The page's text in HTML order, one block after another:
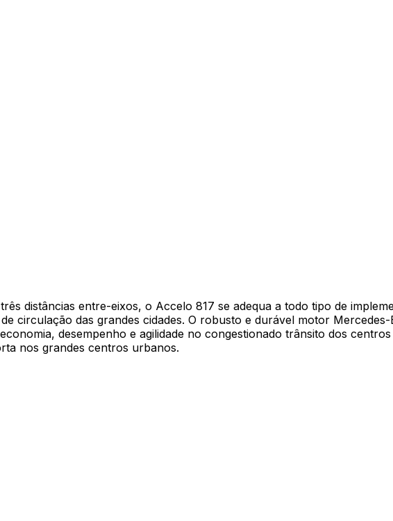
distâncias entre-eixos, o Accelo 817 se adequa a todo tipo de
circulação das grandes cidades. O robusto e durável motor
desempenho e agilidade no congestionado trânsito dos
nos grandes centros urbanos.